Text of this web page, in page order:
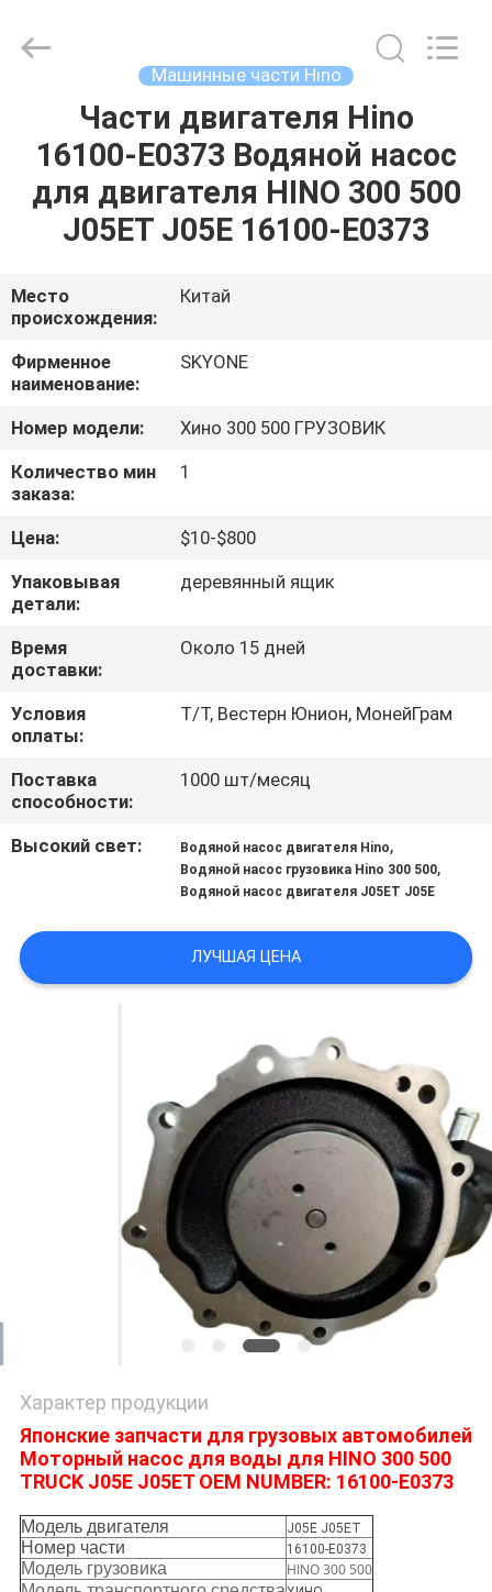
ПРОДУКТЫ
НАС
ПУТЕШЕСТВИЕ
ФАБРИКИ
ПРОВЕРКА
КАЧЕСТВА
СВЯЖИТЕСЬ
МЫ
НОВОСТИ
ЦИТАТУ
PRIVACY
Машинные части Hino
Части двигателя Hino
16100-E0373 Водяной насос
для двигателя HINO 300 500
J05ET J05E 16100-E0373
Место
происхождения:
Китай
Фирменное
наименование:
SKYONE
Номер модели:
Хино 300 500 ГРУЗОВИК
Количество мин
заказа:
1
Цена:
$10-$800
Упаковывая
детали:
деревянный ящик
Время
доставки:
Около 15 дней
Условия
оплаты:
Т/Т, Вестерн Юнион, МонейГрам
Поставка
способности:
1000 шт/месяц
Высокий свет: Водяной насос двигателя Hino,
Водяной насос грузовика Hino 300 500,
Водяной насос двигателя J05ET J05E
ЛУЧШАЯ ЦЕНА
Характер продукции
Японские запчасти для грузовых автомобилей
Моторный насос для воды для HINO 300 500
TRUCK J05E J05ET OEM NUMBER: 16100-E0373
Модель двигателя J05E J05ET
Номер части 16100-E0373
Модель грузовика
HINO 300 500